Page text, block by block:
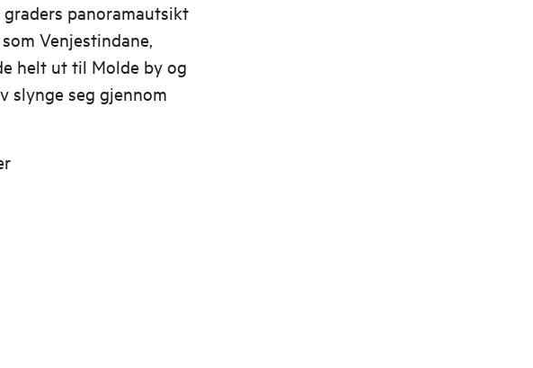
panoramautsikt
Venjestindane,
helt ut til Molde by og
slynge seg gjennom